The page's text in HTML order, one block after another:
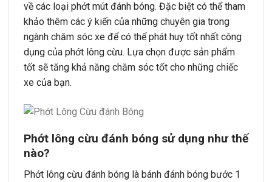
về các loại phớt mút đánh bóng. Đặc biệt có thể tham
khảo thêm các ý kiến của những chuyên gia trong
ngành chăm sóc xe để có thể phát huy tốt nhất công
dụng của phớt lông cừu. Lựa chọn được sản phẩm
tốt sẽ tăng khả năng chăm sóc tốt cho những chiếc
xe của bạn.
Phớt lông cừu đánh bóng sử dụng như thế
nào?
Phớt lông cừu đánh bóng là bánh đánh bóng bước 1